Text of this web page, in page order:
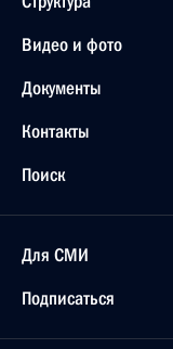
Видео и фото
Документы
Контакты
Поиск
Для СМИ
Подписаться